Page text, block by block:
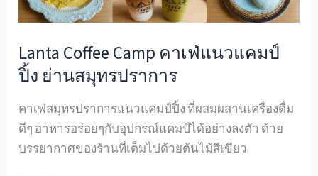
Lanta Coffee Camp คาเฟ่แนวแคมป์
ปิ้ง ย่านสมุทรปราการ
คาเฟ่สมุทรปราการแนวแคมป์ปิ้ง ที่ผสมผสานเครื่องดื่ม
ดีๆ อาหารอร่อยๆกับอุปกรณ์แคมป์ได้อย่างลงตัว ด้วย
บรรยากาศของร้านที่เต็มไปด้วยต้นไม้สีเขียว
ปิ้ง
สมุทรปราการ